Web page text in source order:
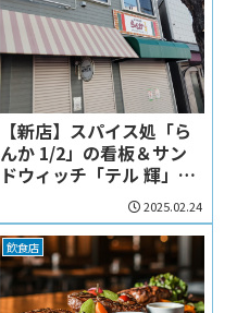
【新店】スパイス処「ら
んか 1/2」の看板＆サン
ドウィッチ「テル 輝」の
2025.02.24
飲食店